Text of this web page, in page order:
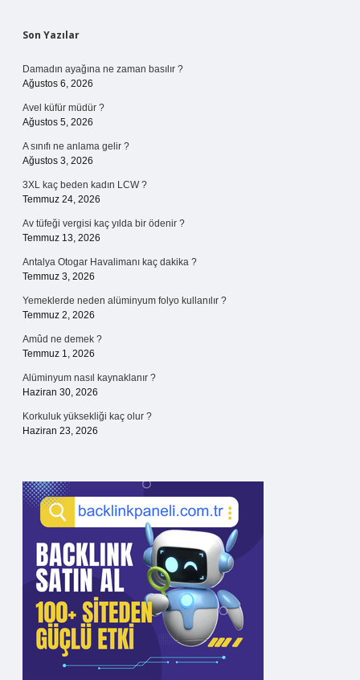
Sidebar
Son Yazılar
Damadın ayağına ne zaman basılır ?
Ağustos 6, 2026
Avel küfür müdür ?
Ağustos 5, 2026
A sınıfı ne anlama gelir ?
Ağustos 3, 2026
3XL kaç beden kadın LCW ?
Temmuz 24, 2026
Av tüfeği vergisi kaç yılda bir ödenir ?
Temmuz 13, 2026
Antalya Otogar Havalimanı kaç dakika ?
Temmuz 3, 2026
Yemeklerde neden alüminyum folyo kullanılır ?
Temmuz 2, 2026
Amûd ne demek ?
Temmuz 1, 2026
Alüminyum nasıl kaynaklanır ?
Haziran 30, 2026
Korkuluk yüksekliği kaç olur ?
Haziran 23, 2026